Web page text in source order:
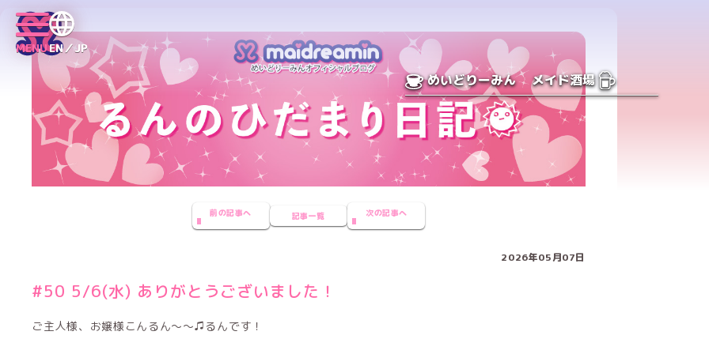
MENUEN／JP
めいどりーみん メイド酒場
前の記事へ 記事一覧 次の記事へ
2026年05月07日
#50 5/6(水) ありがとうございました！
ご主人様、お嬢様こんるん〜〜♫るんです！